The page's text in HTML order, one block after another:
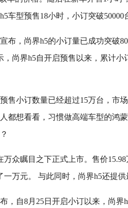
车型预售18小时，小订突破50000
布，尚界h5的小订量已成功突破
，尚界h5自开启预售以来，累计小
售小订数量已经超过15万台，市
都想看看，习惯做高端车型的鸿
万众瞩目之下正式上市。售价
一万元。 与此同时，尚界h5还提
，自8月25日开启小订以来，尚界